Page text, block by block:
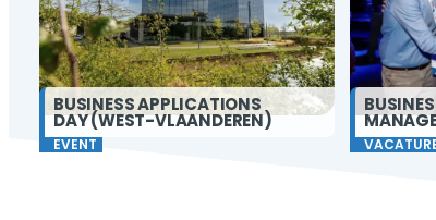
INFO
EVENT
BUSINESS APPLICATIONS
DAY (WEST-VLAANDEREN)
INFO